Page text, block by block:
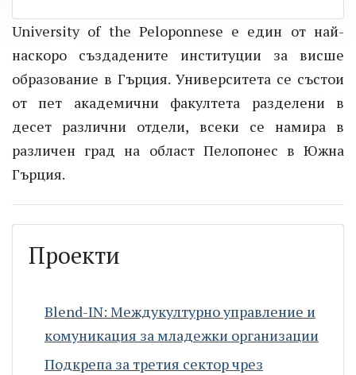
University of the Peloponnese е един от най-
наскоро създадените институции за висше
образование в Гърция. Университета се състои
от пет академични факултета разделени в
десет различни отдели, всеки се намира в
различен град на област Пелопонес в Южна
Гърция.
Проекти
Blend-IN: Междукултурно управление и
комуникация за младежки организации
Подкрепа за третия сектор чрез